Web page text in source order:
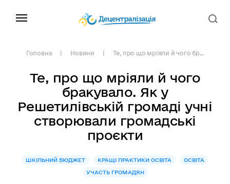
Головна Новини Те, про що мріяли й чого бр...
Те, про що мріяли й чого
бракувало. Як у
Решетилівській громаді учні
створювали громадські
проєкти
ШКІЛЬНИЙ БЮДЖЕТ КРАЩІ ПРАКТИКИ ОСВІТА
ОСВІТА
УЧАСТЬ ГРОМАДЯН